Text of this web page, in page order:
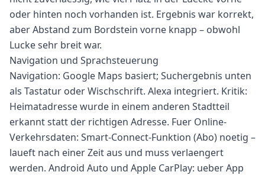
oder hinten noch vorhanden ist. Ergebnis war korrekt,
aber Abstand zum Bordstein vorne knapp – obwohl
Lucke sehr breit war.
Navigation und Sprachsteuerung
Navigation: Google Maps basiert; Suchergebnis unten
als Tastatur oder Wischschrift. Alexa integriert. Kritik:
Heimatadresse wurde in einem anderen Stadtteil
erkannt statt der richtigen Adresse. Fuer Online-
Verkehrsdaten: Smart-Connect-Funktion (Abo) noetig –
laueft nach einer Zeit aus und muss verlaengert
werden. Android Auto und Apple CarPlay: ueber App